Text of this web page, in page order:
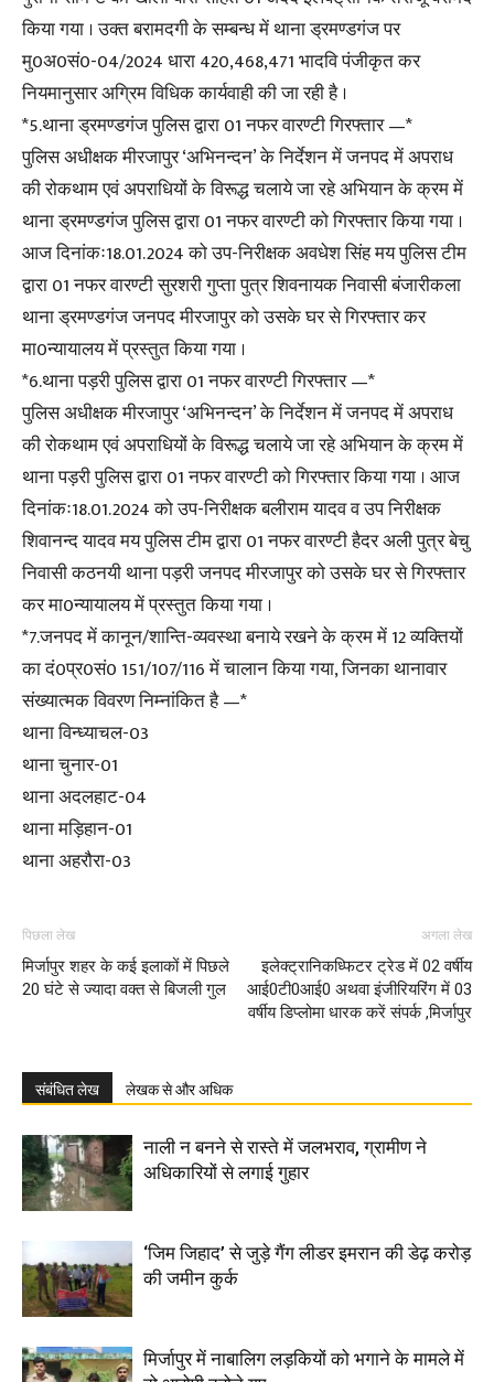
किया गया । उक्त बरामदगी के सम्बन्ध में थाना ड्रमण्डगंज पर
मु0अ0सं0-04/2024 धारा 420,468,471 भादवि पंजीकृत कर
नियमानुसार अग्रिम विधिक कार्यवाही की जा रही है ।
*5.थाना ड्रमण्डगंज पुलिस द्वारा 01 नफर वारण्टी गिरफ्तार —*
पुलिस अधीक्षक मीरजापुर ‘अभिनन्दन’ के निर्देशन में जनपद में अपराध
की रोकथाम एवं अपराधियों के विरूद्ध चलाये जा रहे अभियान के क्रम में
थाना ड्रमण्डगंज पुलिस द्वारा 01 नफर वारण्टी को गिरफ्तार किया गया ।
आज दिनांकः18.01.2024 को उप-निरीक्षक अवधेश सिंह मय पुलिस टीम
द्वारा 01 नफर वारण्टी सुरशरी गुप्ता पुत्र शिवनायक निवासी बंजारीकला
थाना ड्रमण्डगंज जनपद मीरजापुर को उसके घर से गिरफ्तार कर
मा0न्यायालय में प्रस्तुत किया गया ।
*6.थाना पड़री पुलिस द्वारा 01 नफर वारण्टी गिरफ्तार —*
पुलिस अधीक्षक मीरजापुर ‘अभिनन्दन’ के निर्देशन में जनपद में अपराध
की रोकथाम एवं अपराधियों के विरूद्ध चलाये जा रहे अभियान के क्रम में
थाना पड़री पुलिस द्वारा 01 नफर वारण्टी को गिरफ्तार किया गया । आज
दिनांकः18.01.2024 को उप-निरीक्षक बलीराम यादव व उप निरीक्षक
शिवानन्द यादव मय पुलिस टीम द्वारा 01 नफर वारण्टी हैदर अली पुत्र बेचु
निवासी कठनयी थाना पड़री जनपद मीरजापुर को उसके घर से गिरफ्तार
कर मा0न्यायालय में प्रस्तुत किया गया ।
*7.जनपद में कानून/शान्ति-व्यवस्था बनाये रखने के क्रम में 12 व्यक्तियों
का दं0प्र0सं0 151/107/116 में चालान किया गया, जिनका थानावार
संख्यात्मक विवरण निम्नांकित है —*
थाना विन्ध्याचल-03
थाना चुनार-01
थाना अदलहाट-04
थाना मड़िहान-01
थाना अहरौरा-03
पिछला लेख
मिर्जापुर शहर के कई इलाकों में पिछले
20 घंटे से ज्यादा वक्त से बिजली गुल
अगला लेख
इलेक्ट्रानिकध्फिटर ट्रेड में 02 वर्षीय
आई0टी0आई0 अथवा इंजीरियरिंग में 03
वर्षीय डिप्लोमा धारक करें संपर्क ,मिर्जापुर
संबंधित लेख लेखक से और अधिक
नाली न बनने से रास्ते में जलभराव, ग्रामीण ने
अधिकारियों से लगाई गुहार
‘जिम जिहाद’ से जुड़े गैंग लीडर इमरान की डेढ़ करोड़
की जमीन कुर्क
मिर्जापुर में नाबालिग लड़कियों को भगाने के मामले में